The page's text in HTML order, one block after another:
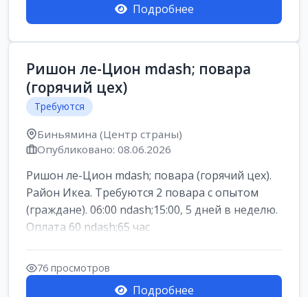
Подробнее
Ришон ле-Цион mdash; повара
(горячий цех)
Требуются
Биньямина (Центр страны)
Опубликовано: 08.06.2026
Ришон ле-Цион mdash; повара (горячий цех).
Район Икеа. Требуются 2 повара с опытом
(граждане). 06:00 ndash;15:00, 5 дней в неделю.
Оплата 60 ndash;65 час
76 просмотров
Подробнее